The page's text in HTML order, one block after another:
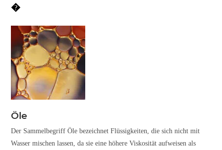
�
Öle
Der Sammelbegriff Öle bezeichnet Flüssigkeiten, die sich nicht mit
Wasser mischen lassen, da sie eine höhere Viskosität aufweisen als